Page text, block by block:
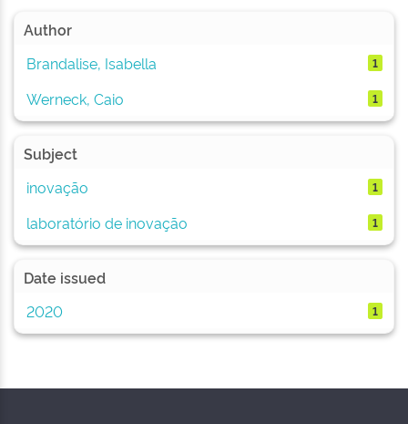
Author
Brandalise, Isabella
1
Werneck, Caio 1
Subject
inovação
1
laboratório de inovação 1
Date issued
2020
1